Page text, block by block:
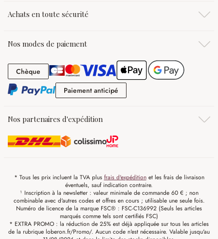
Achats en toute sécurité
Nos modes de paiement
Chèque Chèque
Paiement anticipé
Nos partenaires d'expédition
* Tous les prix incluent la TVA plus frais d'expéditionet les frais de livraison
éventuels, sauf indication contraire.
¹ Inscription à la newsletter : valeur minimale de commande 60 € ; non
combinable avec d'autres codes et offres en cours ; utilisable une seule fois.
Numéro de licence de la marque FSC® : FSC-C136992 (Seuls les articles
marqués comme tels sont certifiés FSC)
* EXTRA PROMO : la réduction de 25% est déjà appliquée sur tous les articles
de la rubrique loberon.fr/Promo/. Aucun code n'est nécessaire. Valable jusqu'au